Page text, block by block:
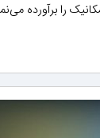
را برآورده